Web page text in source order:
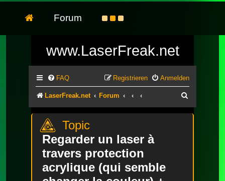
Forum
www.LaserFreak.net
FAQ Anmelden
Registrieren
LaserFreak.net Forum
Regarder un laser à
travers protection
acrylique (qui semble